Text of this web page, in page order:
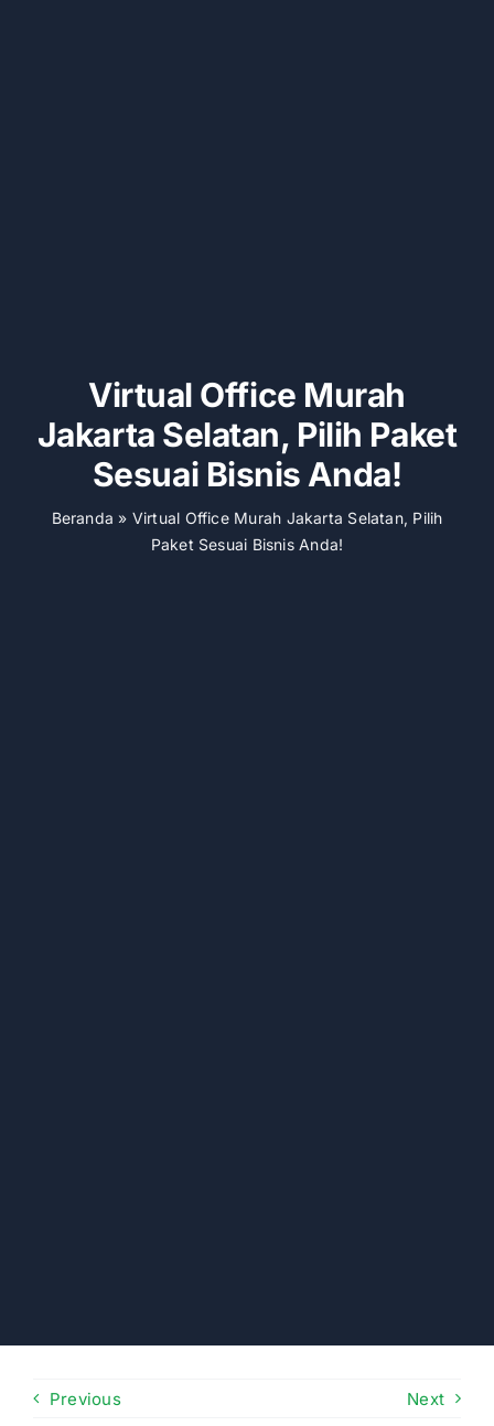
Virtual Office Murah
Jakarta Selatan, Pilih Paket
Sesuai Bisnis Anda!
Beranda » Virtual Office Murah Jakarta Selatan, Pilih
Paket Sesuai Bisnis Anda!
Previous Next